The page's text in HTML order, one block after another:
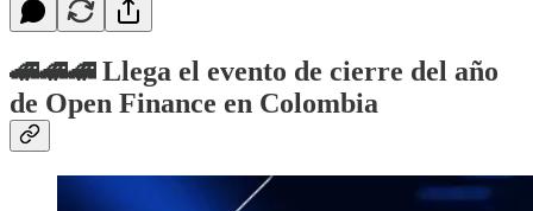
🚄🚄🚄 Llega el evento de cierre del año
de Open Finance en Colombia